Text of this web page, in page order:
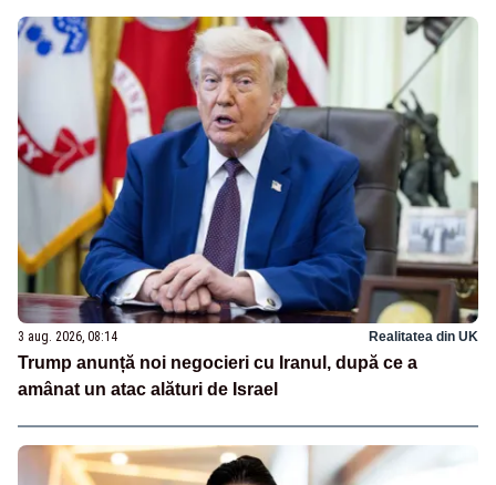
3 aug. 2026, 08:14 Realitatea din UK
Trump anunță noi negocieri cu Iranul, după ce a
amânat un atac alături de Israel